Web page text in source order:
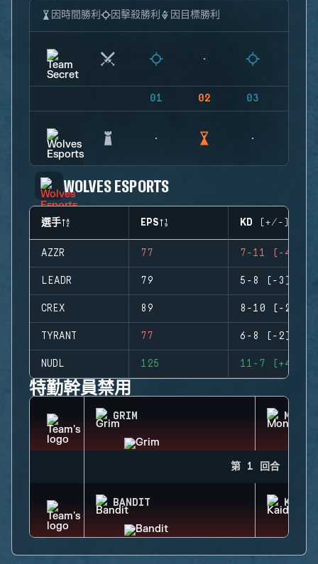
因時間勝利 因擊殺勝利 因目標勝利
01 02 03
WOLVES ESPORTS
選手 EPS KD (+/-)
AZZR 77 7-11 (-4)
LEADR 79 5-8 (-3)
CREX 89 8-10 (-2)
TYRANT 77 6-8 (-2)
NUDL 125 11-7 (+4)
特勤幹員禁用
GRIM
第 1 回合
BANDIT KAID